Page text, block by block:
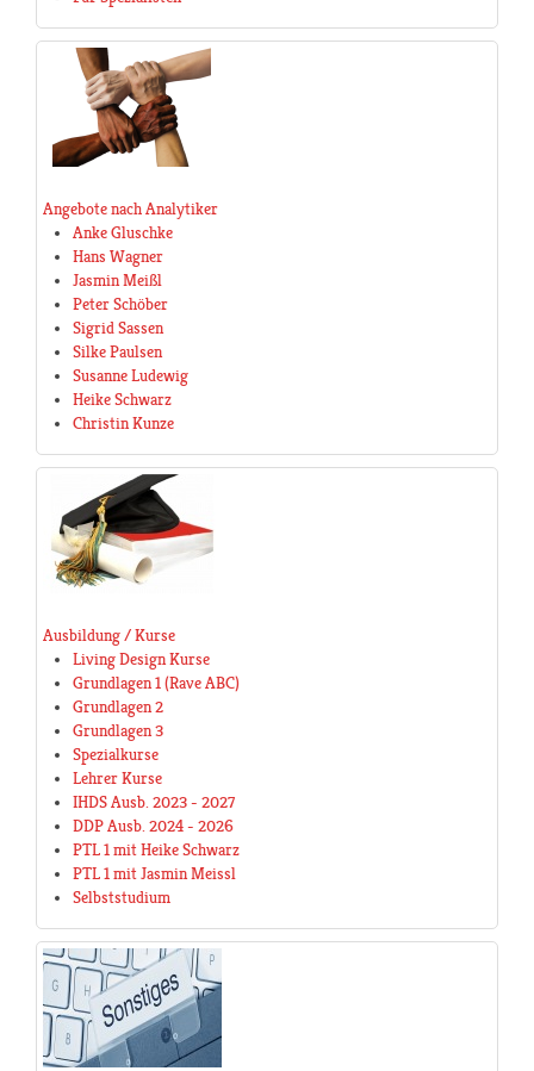
Angebote nach Analytiker
Anke Gluschke
Hans Wagner
Jasmin Meißl
Peter Schöber
Sigrid Sassen
Silke Paulsen
Susanne Ludewig
Heike Schwarz
Christin Kunze
Ausbildung / Kurse
Living Design Kurse
Grundlagen 1 (Rave ABC)
Grundlagen 2
Grundlagen 3
Spezialkurse
Lehrer Kurse
IHDS Ausb. 2023 - 2027
DDP Ausb. 2024 - 2026
PTL 1 mit Heike Schwarz
PTL 1 mit Jasmin Meissl
Selbststudium